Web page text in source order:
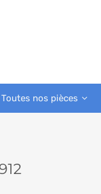
Toutes nos pièces